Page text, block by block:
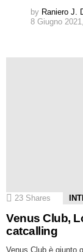
by Raniero J.
8 Giugno
23 Shares
Venus Club,
catcalling
Venus Club è giunto